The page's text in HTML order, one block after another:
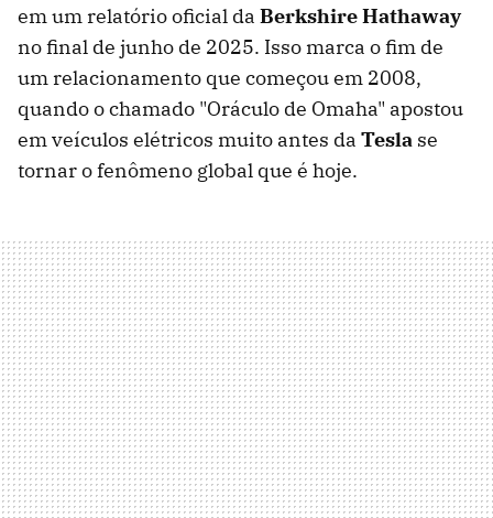
em um relatório oficial da Berkshire Hathaway
no final de junho de 2025. Isso marca o fim de
um relacionamento que começou em 2008,
quando o chamado "Oráculo de Omaha" apostou
em veículos elétricos muito antes da Tesla se
tornar o fenômeno global que é hoje.